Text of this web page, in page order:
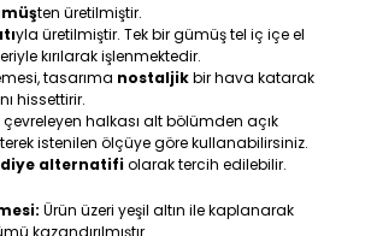
ten üretilmiştir.
yla üretilmiştir. Tek bir gümüş tel iç içe el
kırılarak işlenmektedir.
tasarıma nostaljikbir hava katarak
hissettirir.
halkası alt bölümden açık
istenilen ölçüye göre kullanabilirsiniz.
alternatifiolarak tercih edilebilir.
Ürün üzeri yeşil altın ile kaplanarak
kazandırılmıştır.